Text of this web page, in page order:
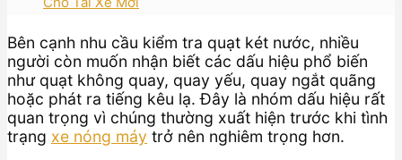
Bên cạnh nhu cầu kiểm tra quạt két nước, nhiều
người còn muốn nhận biết các dấu hiệu phổ biến
như quạt không quay, quay yếu, quay ngắt quãng
hoặc phát ra tiếng kêu lạ. Đây là nhóm dấu hiệu rất
quan trọng vì chúng thường xuất hiện trước khi tình
trạng xe nóng máy trở nên nghiêm trọng hơn.